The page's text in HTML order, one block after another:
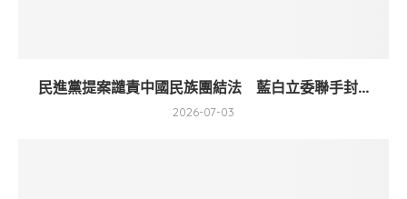
民進黨提案譴責中國民族團結法 藍白立委聯手封...
2026-07-03